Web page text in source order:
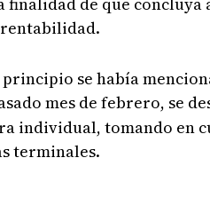
principio se había
mes de febrero, se
individual, tomando en
terminales.